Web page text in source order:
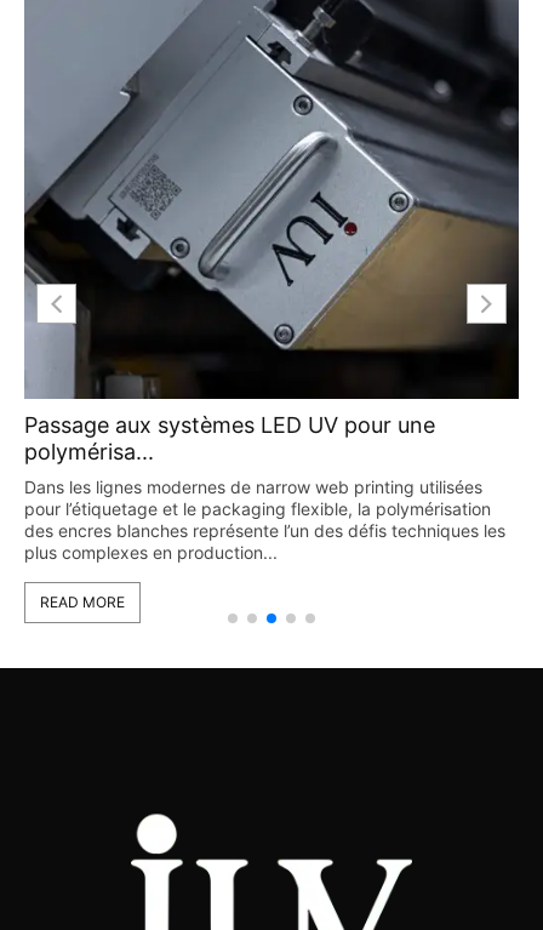
Passage aux systèmes LED UV pour une
polymérisa...
Dans les lignes modernes de narrow web printing utilisées
pour l’étiquetage et le packaging flexible, la polymérisation
des encres blanches représente l’un des défis techniques les
plus complexes en production...
READ MORE